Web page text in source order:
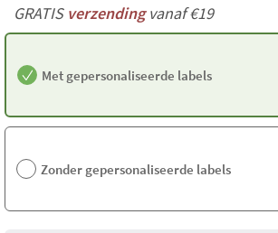
GRATISverzendingvanaf €19
Met gepersonaliseerde labels
Zonder gepersonaliseerde labels